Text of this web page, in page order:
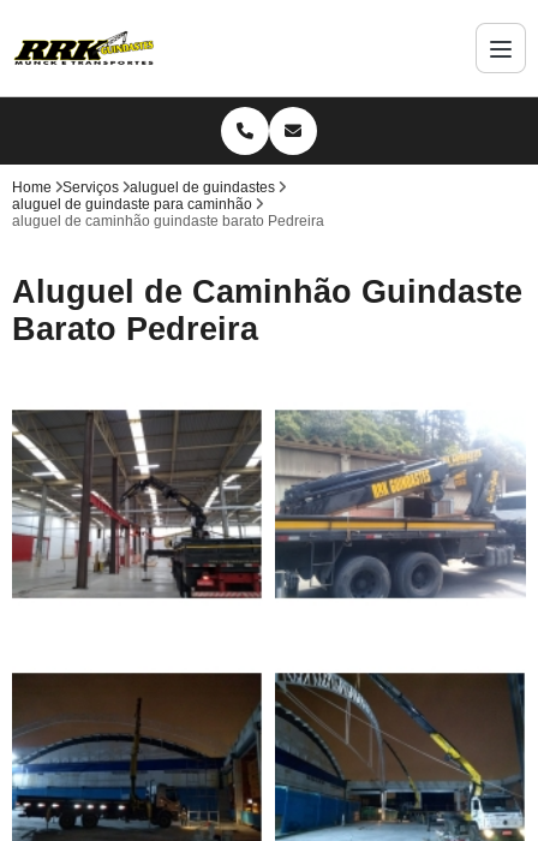
Home Serviços
aluguel de guindastes
aluguel de guindaste para caminhão
aluguel de caminhão guindaste barato Pedreira
Aluguel de Caminhão Guindaste
Barato Pedreira